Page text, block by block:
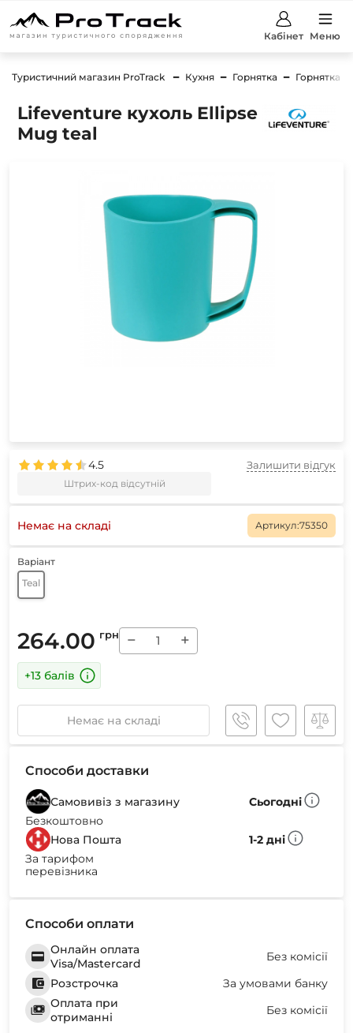
Кабінет Меню
Туристичний магазин ProTrack Кухня Горнятка Горнятка
Lifeventure кухоль Ellipse
Mug teal
4.5
Штрих-код відсутній
Залишити відгук
Немає на складі Артикул:75350
Варіант
Teal
264.00 грн − +
+13 балів
Немає на складі
Способи доставки
Самовивіз з магазину
Сьогодні
Безкоштовно
Нова Пошта
1-2 дні
За тарифом
перевізника
Способи оплати
Онлайн оплата
Visa/Mastercard
Без комісії
Розстрочка
За умовами банку
Оплата при
отриманні
Без комісії